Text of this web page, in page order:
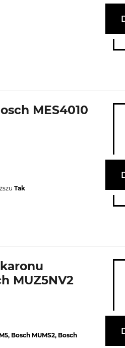
MES4010
Tak
MUZ5NV2
Bosch MUMS2, Bosch